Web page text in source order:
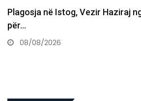
Istog, Vezir Haziraj nga arratia: E